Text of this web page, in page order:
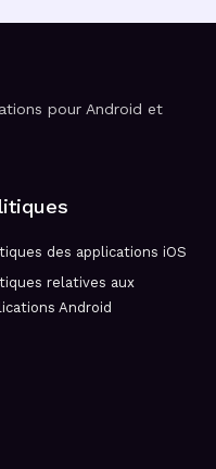
pour Android et
des applications iOS
relatives aux
Android